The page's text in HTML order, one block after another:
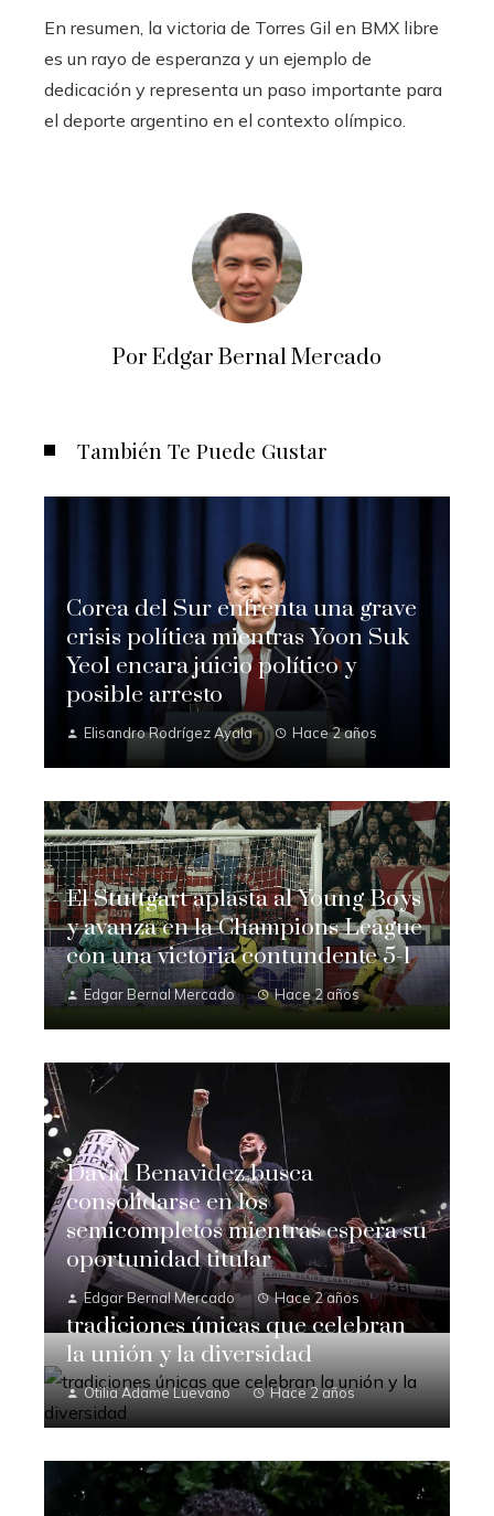
En resumen, la victoria de Torres Gil en BMX libre
es un rayo de esperanza y un ejemplo de
dedicación y representa un paso importante para
el deporte argentino en el contexto olímpico.
Por Edgar Bernal Mercado
También Te Puede Gustar
Corea del Sur enfrenta una grave
crisis política mientras Yoon Suk
Yeol encara juicio político y
posible arresto
Elisandro Rodrígez Ayala Hace 2 años
El Stuttgart aplasta al Young Boys
y avanza en la Champions League
con una victoria contundente 5-1
Edgar Bernal Mercado Hace 2 años
David Benavidez busca
consolidarse en los
semicompletos mientras espera su
oportunidad titular
Edgar Bernal Mercado Hace 2 años
tradiciones únicas que celebran
la unión y la diversidad
Otilia Adame Luevano Hace 2 años